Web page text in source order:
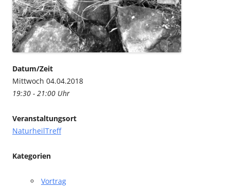
Datum/Zeit
Mittwoch 04.04.2018
19:30 - 21:00 Uhr
Veranstaltungsort
NaturheilTreff
Kategorien
Vortrag